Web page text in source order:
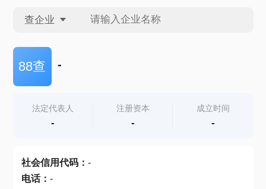
查企业
查企业
查产地
88查 -
法定代表人
-
注册资本
-
成立时间
-
社会信用代码： -
电话： -